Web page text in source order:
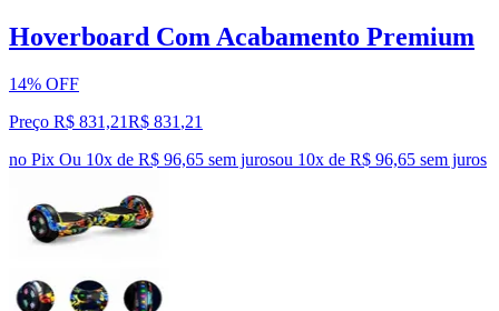
Hoverboard Com Acabamento Premium
14% OFF
Preço R$ 831,21R$ 831 ,21
no Pix Ou 10x de R$ 96,65 sem jurosou 10x de R$ 96,65 sem juros